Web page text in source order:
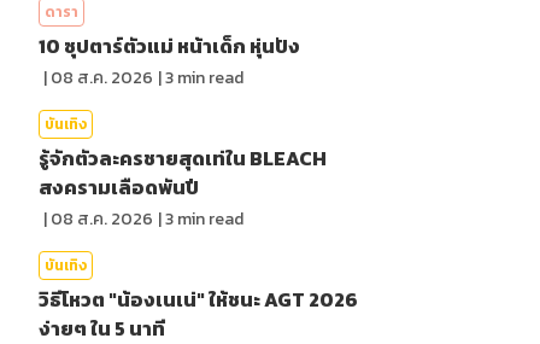
ดารา
10 ซุปตาร์ตัวแม่ หน้าเด็ก หุ่นปัง
|08 ส.ค. 2026 |3min read
บันเทิง
รู้จักตัวละครชายสุดเท่ใน BLEACH
สงครามเลือดพันปี
|08 ส.ค. 2026 |3min read
บันเทิง
วิธีโหวต "น้องเนเน่" ให้ชนะ AGT 2026
ง่ายๆ ใน 5 นาที